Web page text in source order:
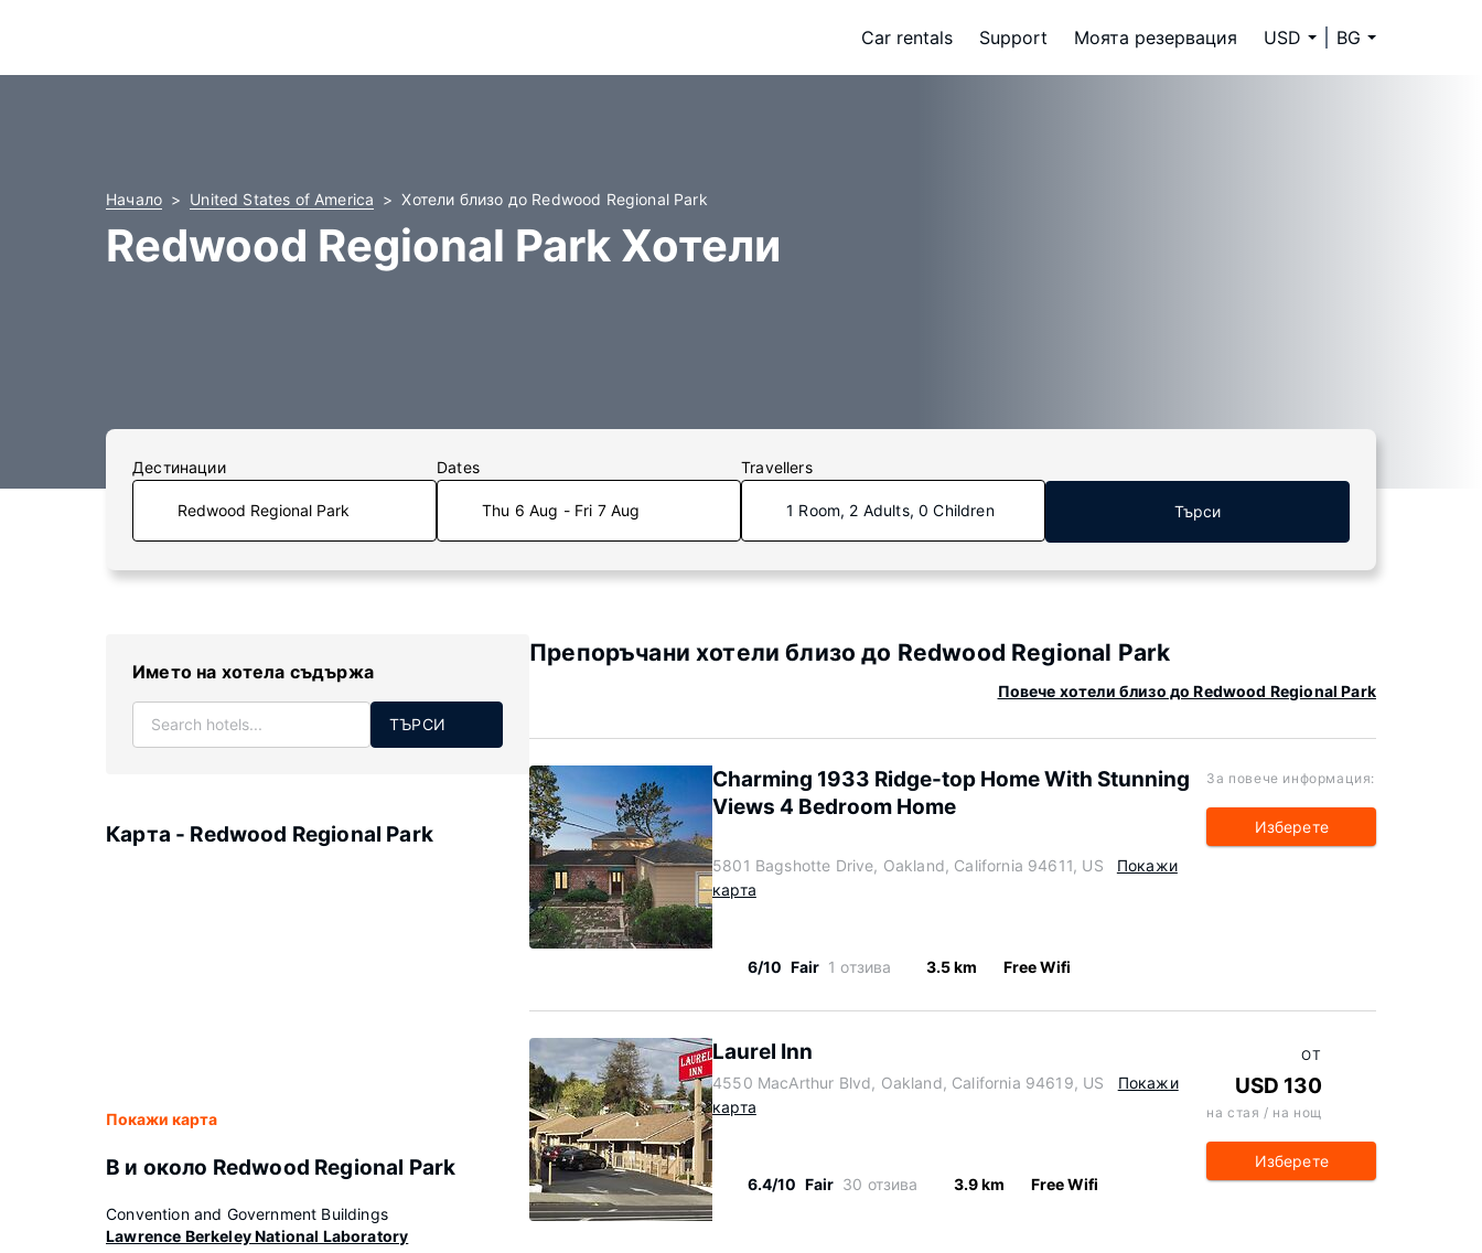
Car rentals Support Моята резервация USD BG
Начало United States of America Хотели близо до Redwood Regional Park
Redwood Regional Park Хотели
Дестинации Dates
Thu 6 Aug - Fri 7 Aug
Travellers
1 Room, 2 Adults, 0 Children Търси
Името на хотела съдържа
ТЪРСИ
Карта - Redwood Regional Park
Покажи карта
В и около Redwood Regional Park
Convention and Government Buildings
Lawrence Berkeley National Laboratory
Препоръчани хотели близо до Redwood Regional Park
Повече хотели близо до Redwood Regional Park
Charming 1933 Ridge-top Home With Stunning
Views 4 Bedroom Home
5801 Bagshotte Drive, Oakland, California 94611, US
Покажи
карта
6/10 Fair 1 отзива 3.5 km Free Wifi
За повече информация:
Изберете
Laurel Inn
4550 MacArthur Blvd, Oakland, California 94619, US
Покажи
карта
6.4/10 Fair 30 отзива 3.9 km Free Wifi
ОТ
USD 130
на стая / на нощ
Изберете